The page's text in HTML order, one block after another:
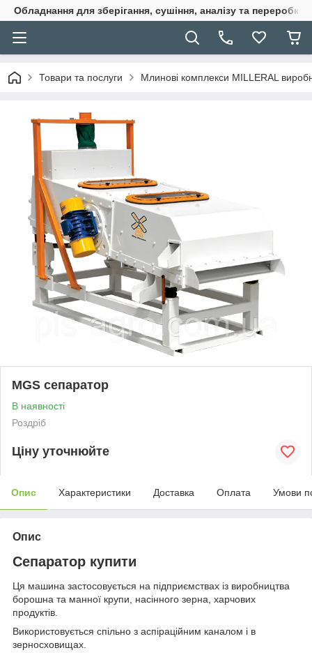
Обладнання для зберігання, сушіння, аналізу та переробки
Товари та послуги Млинові комплекси MILLERAL
MGS сепаратор
В наявності
Роздріб
Ціну уточнюйте
Опис Характеристики Доставка Оплата Умови
Опис
Сепаратор купити
Ця машина застосовується на підприємствах із виробництва
борошна та манної крупи, насінного зерна, харчових
продуктів.
Використовується спільно з аспіраційним каналом і в
зерносховищах.